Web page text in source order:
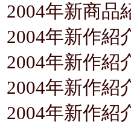
2004年新商品
2004年新作紹
2004年新作紹
2004年新作紹
2004年新作